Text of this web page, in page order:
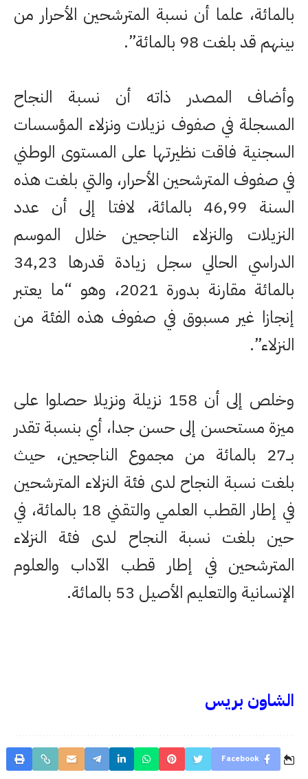
بالمائة، علما أن نسبة المترشحين الأحرار من
بينهم قد بلغت 98 بالمائة”.
وأضاف المصدر ذاته أن نسبة النجاح
المسجلة في صفوف نزيلات ونزلاء المؤسسات
السجنية فاقت نظيرتها على المستوى الوطني
في صفوف المترشحين الأحرار، والتي بلغت هذه
السنة 46,99 بالمائة، لافتا إلى أن عدد
النزيلات والنزلاء الناجحين خلال الموسم
الدراسي الحالي سجل زيادة قدرها 34,23
بالمائة مقارنة بدورة 2021، وهو “ما يعتبر
إنجازا غير مسبوق في صفوف هذه الفئة من
النزلاء”.
وخلص إلى أن 158 نزيلة ونزيلا حصلوا على
ميزة مستحسن إلى حسن جدا، أي بنسبة تقدر
بــ27 بالمائة من مجموع الناجحين، حيث
بلغت نسبة النجاح لدى فئة النزلاء المترشحين
في إطار القطب العلمي والتقني 18 بالمائة، في
حين بلغت نسبة النجاح لدى فئة النزلاء
المترشحين في إطار قطب الآداب والعلوم
الإنسانية والتعليم الأصيل 53 بالمائة.
الشاون بريس
Facebook